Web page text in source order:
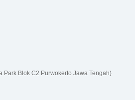
Park Blok C2 Purwokerto Jawa Tengah)